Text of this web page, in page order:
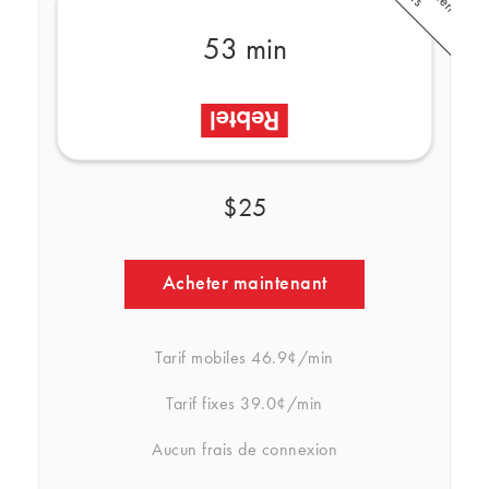
53 min
$25
Acheter maintenant
Tarif mobiles 46.9¢/min
Tarif fixes 39.0¢/min
Aucun frais de connexion